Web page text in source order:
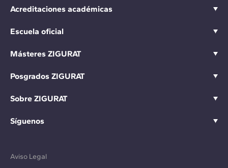
Acreditaciones académicas
Escuela oficial
Másteres ZIGURAT
Posgrados ZIGURAT
Sobre ZIGURAT
Síguenos
Aviso Legal